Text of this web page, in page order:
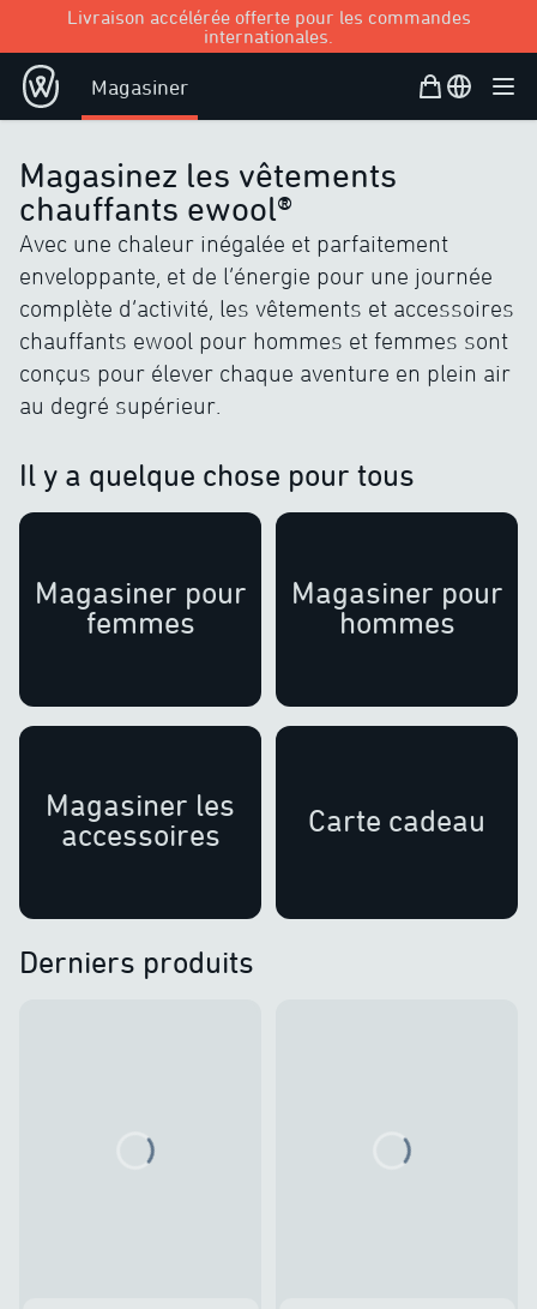
Livraison accélérée offerte pour les commandes
internationales.
Magasiner Panier d’achat
Open user
Magasinez les vêtements
chauffants ewool®
Avec une chaleur inégalée et parfaitement
enveloppante, et de l’énergie pour une journée
complète d’activité, les vêtements et accessoires
chauffants ewool pour hommes et femmes sont
conçus pour élever chaque aventure en plein air
au degré supérieur.
Il y a quelque chose pour tous
Magasiner pour
femmes
Magasiner pour
hommes
Magasiner les
accessoires
Carte cadeau
Derniers produits
Loading... Loading...